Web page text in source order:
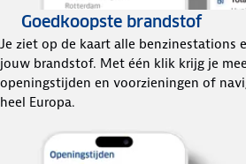
Goedkoopste brandstof
Je ziet op de kaart alle benzinestations
jouw brandstof. Met één klik krijg je
openingstijden en voorzieningen of
heel Europa.